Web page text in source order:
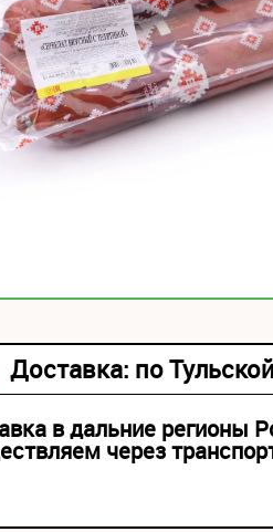
Доставка: по
в дальние регионы
через